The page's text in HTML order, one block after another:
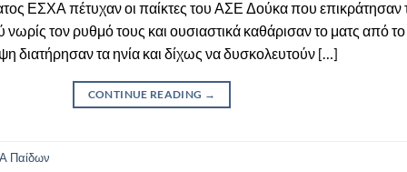
ΕΣΧΑ πέτυχαν οι παίκτες του ΑΣΕ Δούκα που επικράτησαν
τον ρυθμό τους και ουσιαστικά καθάρισαν το ματς από
τα ηνία και δίχως να δυσκολευτούν […]
CONTINUE READING →
Παίδων